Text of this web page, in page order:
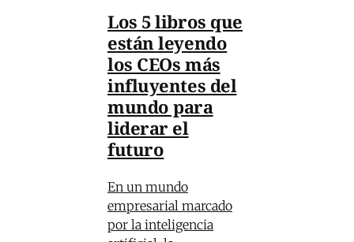
Los 5 libros que
están leyendo
los CEOs más
influyentes del
mundo para
liderar el
futuro
En un mundo
empresarial marcado
por la inteligencia